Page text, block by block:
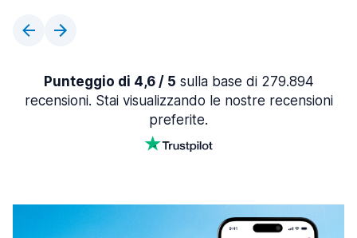
Punteggio di 4,6 / 5 sulla base di 279.894
recensioni. Stai visualizzando le nostre recensioni
preferite.